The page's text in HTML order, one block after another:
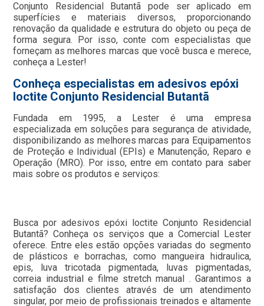
Conjunto Residencial Butantã pode ser aplicado em
superfícies e materiais diversos, proporcionando
renovação da qualidade e estrutura do objeto ou peça de
forma segura. Por isso, conte com especialistas que
forneçam as melhores marcas que você busca e merece,
conheça a Lester!
Conheça especialistas em adesivos epóxi
loctite Conjunto Residencial Butantã
Fundada em 1995, a Lester é uma empresa
especializada em soluções para segurança de atividade,
disponibilizando as melhores marcas para Equipamentos
de Proteção e Individual (EPIs) e Manutenção, Reparo e
Operação (MRO). Por isso, entre em contato para saber
mais sobre os produtos e serviços:
Busca por adesivos epóxi loctite Conjunto Residencial
Butantã? Conheça os serviços que a Comercial Lester
oferece. Entre eles estão opções variadas do segmento
de plásticos e borrachas, como mangueira hidraulica,
epis, luva tricotada pigmentada, luvas pigmentadas,
correia industrial e filme stretch manual . Garantimos a
satisfação dos clientes através de um atendimento
singular, por meio de profissionais treinados e altamente